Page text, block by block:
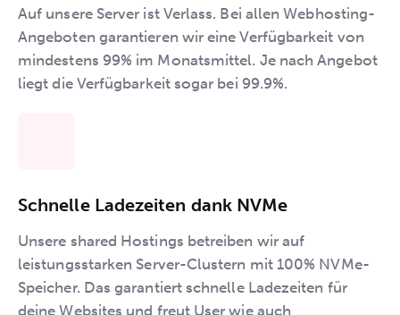
Auf unsere Server ist Verlass. Bei allen Webhosting-
Angeboten garantieren wir eine Verfügbarkeit von
mindestens 99% im Monatsmittel. Je nach Angebot
liegt die Verfügbarkeit sogar bei 99.9%.
Schnelle Ladezeiten dank NVMe
Unsere shared Hostings betreiben wir auf
leistungsstarken Server-Clustern mit 100% NVMe-
Speicher. Das garantiert schnelle Ladezeiten für
deine Websites und freut User wie auch